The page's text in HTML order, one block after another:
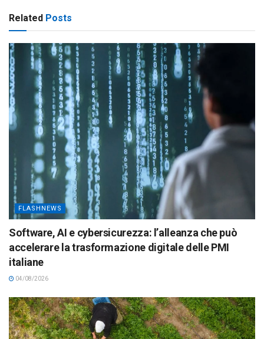
Related Posts
FLASHNEWS
Software, AI e cybersicurezza: l’alleanza che può
accelerare la trasformazione digitale delle PMI
italiane
04/08/2026